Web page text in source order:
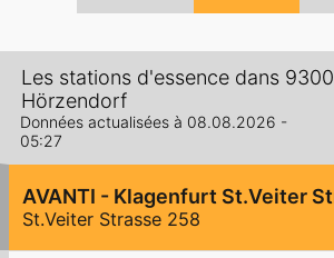
Les stations d'essence dans 9300
Hörzendorf
Données actualisées à 08.08.2026 -
05:27
St.Veiter Strasse 258